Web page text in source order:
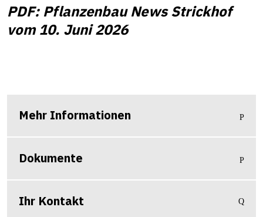
PDF: Pflanzenbau News Strickhof
vom 10. Juni 2026
Mehr Informationen
Dokumente
Ihr Kontakt